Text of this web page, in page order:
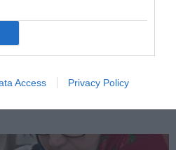
Access Privacy Policy
colaborarea medicală